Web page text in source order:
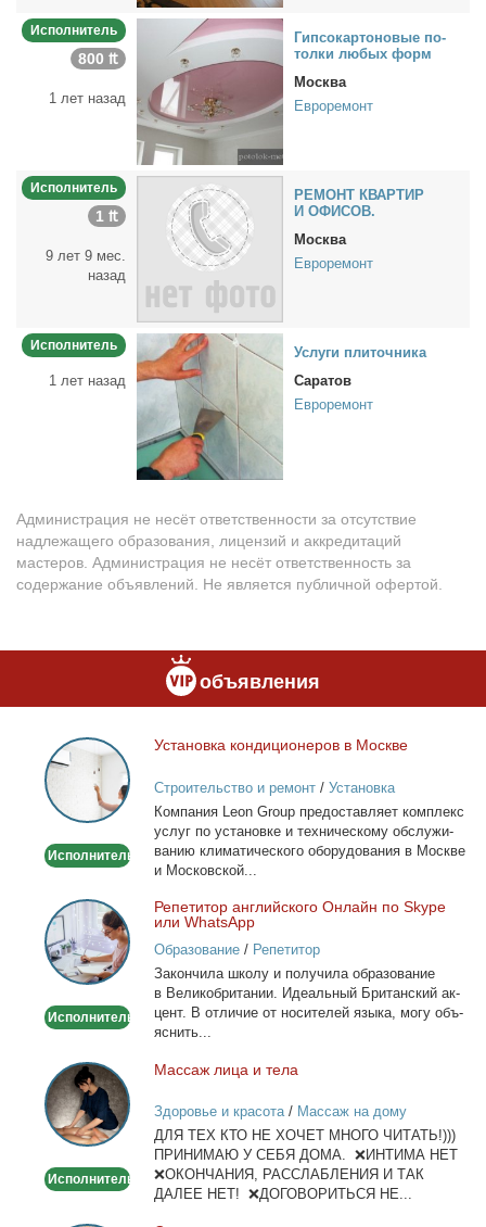
Исполнитель
800 ₶
1 лет назад
Гип­со­кар­то­но­вые по­
тол­ки лю­бых форм
Москва
Евроремонт
Исполнитель
1 ₶
9 лет 9 мес.
назад
РЕМОНТ КВАРТИР
И ОФИСОВ.
Москва
Евроремонт
Исполнитель
1 лет назад
Услу­ги пли­точ­ни­ка
Саратов
Евроремонт
Администрация не несёт ответственности за отсутствие
надлежащего образования, лицензий и аккредитаций
мастеров. Администрация не несёт ответственность за
содержание объявлений. Не является публичной офертой.
объявления
Установка
кондиционеров
в
Москве
Исполнитель
Уста­нов­ка кон­ди­ци­о­не­ров в Москве
Строительство и ремонт/ Установка
кондиционеров
Ком­па­ния Leon Group предо­став­ля­ет ком­плекс
услуг по уста­нов­ке и тех­ни­че­ско­му об­слу­жи­
ва­нию кли­ма­ти­че­ско­го обо­ру­до­ва­ния в Москве
и Мос­ков­ской...
Репетитор
английского
Онлайн
по
или
Исполнитель
Ре­пе­ти­тор ан­глий­ско­го Он­лайн по Skype
или WhatsApp
Образование/ Репетитор
За­кон­чи­ла шко­лу и по­лу­чи­ла об­ра­зо­ва­ние
в Ве­ли­ко­бри­та­нии. Иде­аль­ный Бри­тан­ский ак­
цент. В от­ли­чие от но­си­те­лей язы­ка, мо­гу объ­
яс­нить...
Массаж
лица
и
тела
Исполнитель
Мас­саж ли­ца и те­ла
Здоровье и красота/ Массаж на дому
ДЛЯ ТЕХ КТО НЕ ХОЧЕТ МНОГО ЧИТАТЬ!)))
ПРИНИМАЮ У СЕБЯ ДОМА. ❌ИНТИМА НЕТ
❌ОКОНЧАНИЯ, РАССЛАБЛЕНИЯ И ТАК
ДАЛЕЕ НЕТ! ❌ДОГОВОРИТЬСЯ НЕ...